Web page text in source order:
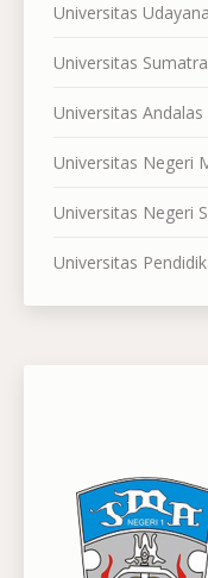
Universitas Udayana
Universitas
Universitas Andalas
Universitas Negeri
Universitas Negeri
Universitas